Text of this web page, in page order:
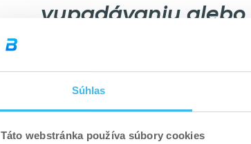
Súhlas
Táto webstránka používa súbory cookies
vypadávaniu
a zo dňa na deň zastaví. Pravda je
Vedecké štúdie jednoznačne